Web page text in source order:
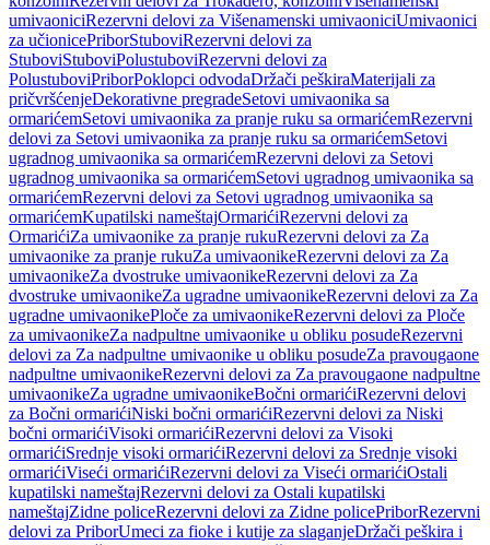
umivaoniciRezervni delovi za Višenamenski umivaoniciUmivaonici
za učionicePriborStuboviRezervni delovi za
StuboviStuboviPolustuboviRezervni delovi za
PolustuboviPriborPoklopci odvodaDržači peškiraMaterijali za
pričvršćenjeDekorativne pregradeSetovi umivaonika sa
ormarićemSetovi umivaonika za pranje ruku sa ormarićemRezervni
delovi za Setovi umivaonika za pranje ruku sa ormarićemSetovi
ugradnog umivaonika sa ormarićemRezervni delovi za Setovi
ugradnog umivaonika sa ormarićemSetovi ugradnog umivaonika sa
ormarićemRezervni delovi za Setovi ugradnog umivaonika sa
ormarićemKupatilski nameštajOrmarićiRezervni delovi za
OrmarićiZa umivaonike za pranje rukuRezervni delovi za Za
umivaonike za pranje rukuZa umivaonikeRezervni delovi za Za
umivaonikeZa dvostruke umivaonikeRezervni delovi za Za
dvostruke umivaonikeZa ugradne umivaonikeRezervni delovi za Za
ugradne umivaonikePloče za umivaonikeRezervni delovi za Ploče
za umivaonikeZa nadpultne umivaonike u obliku posudeRezervni
delovi za Za nadpultne umivaonike u obliku posudeZa pravougaone
nadpultne umivaonikeRezervni delovi za Za pravougaone nadpultne
umivaonikeZa ugradne umivaonikeBočni ormarićiRezervni delovi
za Bočni ormarićiNiski bočni ormarićiRezervni delovi za Niski
bočni ormarićiVisoki ormarićiRezervni delovi za Visoki
ormarićiSrednje visoki ormarićiRezervni delovi za Srednje visoki
ormarićiViseći ormarićiRezervni delovi za Viseći ormarićiOstali
kupatilski nameštajRezervni delovi za Ostali kupatilski
nameštajZidne policeRezervni delovi za Zidne policePriborRezervni
delovi za PriborUmeci za fioke i kutije za slaganjeDržači peškira i